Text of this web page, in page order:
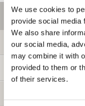
We use cookies to
provide social media
We also share
our social media,
may combine it with
provided to them or
of their services.
ご利用情報
初めての方へ
ご利用ガイド